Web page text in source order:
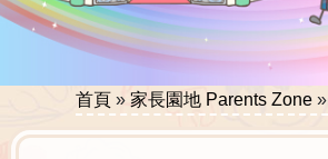
首頁» 家長園地 Parents Zone»